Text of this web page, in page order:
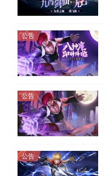
公告
公告
公告